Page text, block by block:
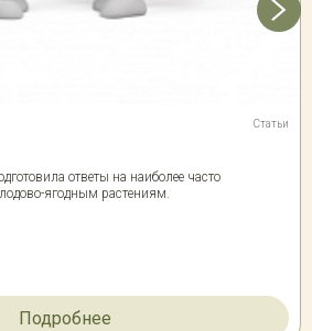
Статьи
ответы на наиболее часто
ягодным растениям.
Подробнее